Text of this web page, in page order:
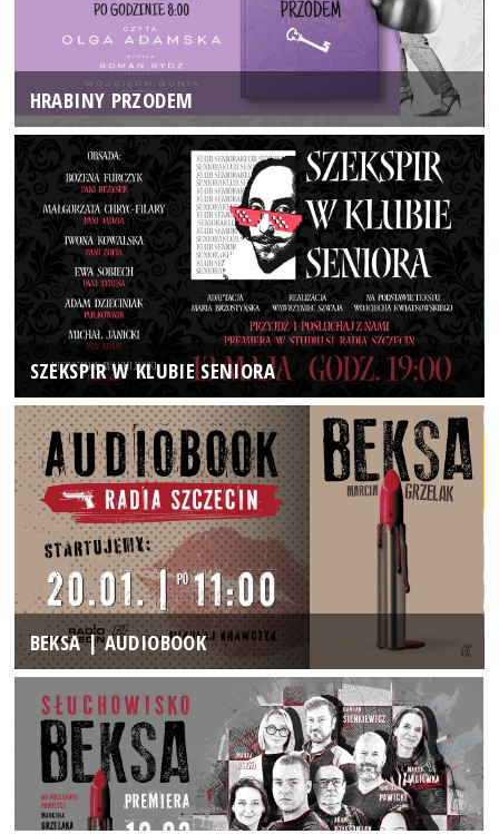
HRABINY PRZODEM
SZEKSPIR W KLUBIE SENIORA
BEKSA | AUDIOBOOK